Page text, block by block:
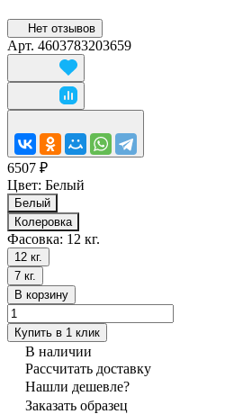
Нет отзывов
Арт. 4603783203659
6507 ₽
Цвет: Белый
Белый
Колеровка
Фасовка: 12 кг.
12 кг.
7 кг.
В корзину
Купить в 1 клик
В наличии
Рассчитать доставку
Нашли дешевле?
Заказать образец